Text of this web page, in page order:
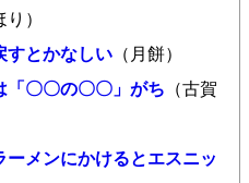
り）
すとかなしい （月餅）
「〇〇の〇〇」がち （古賀
メンにかけるとエスニッ